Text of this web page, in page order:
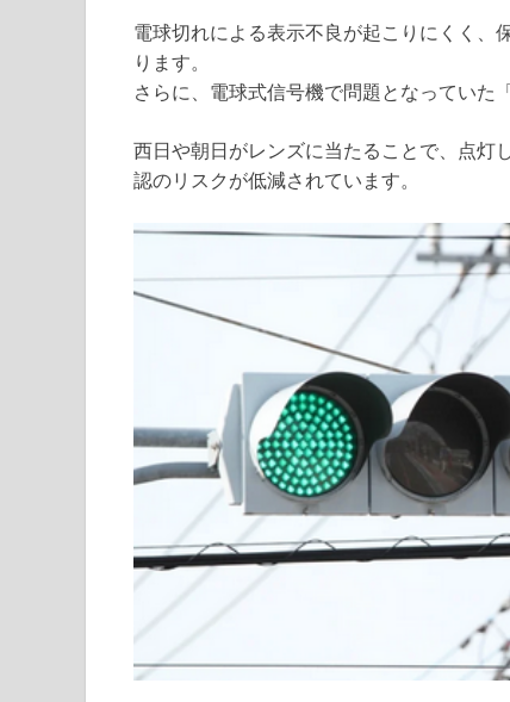
電球切れによる表示不良が起こりにくく、
ります。
さらに、電球式信号機で問題となっていた
西日や朝日がレンズに当たることで、点灯
認のリスクが低減されています。